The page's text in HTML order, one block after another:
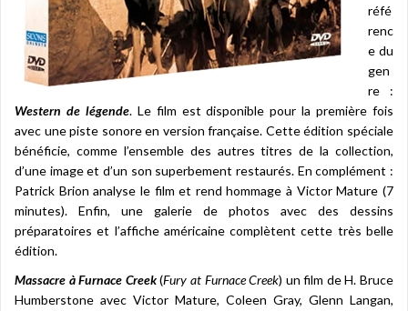
réfé
renc
e du
gen
re :
Western de légende. Le film est disponible pour la première fois
avec une piste sonore en version française. Cette édition spéciale
bénéficie, comme l’ensemble des autres titres de la collection,
d’une image et d’un son superbement restaurés. En complément :
Patrick Brion analyse le film et rend hommage à Victor Mature (7
minutes). Enfin, une galerie de photos avec des dessins
préparatoires et l’affiche américaine complètent cette très belle
édition.
Massacre à Furnace Creek(Fury at Furnace Creek) un film de H. Bruce
Humberstone avec Victor Mature, Coleen Gray, Glenn Langan,